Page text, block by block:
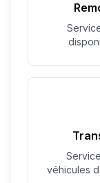
véhicules